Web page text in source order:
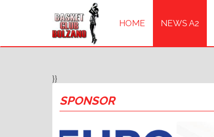
HOME NEWS A2
}}
SPONSOR